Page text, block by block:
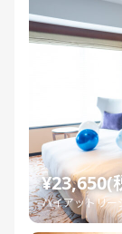
¥23,650(
ハイアットリー